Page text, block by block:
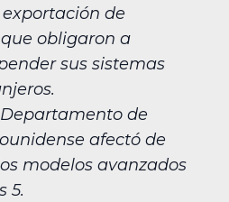
de
obligaron a
sus sistemas
de
afectó de
modelos avanzados
5.